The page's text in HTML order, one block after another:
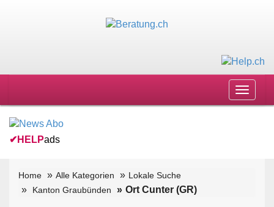
Toggle
✔ HELPads
Home Alle Kategorien
Lokale Suche
Kanton Graubünden
Ort Cunter (GR)